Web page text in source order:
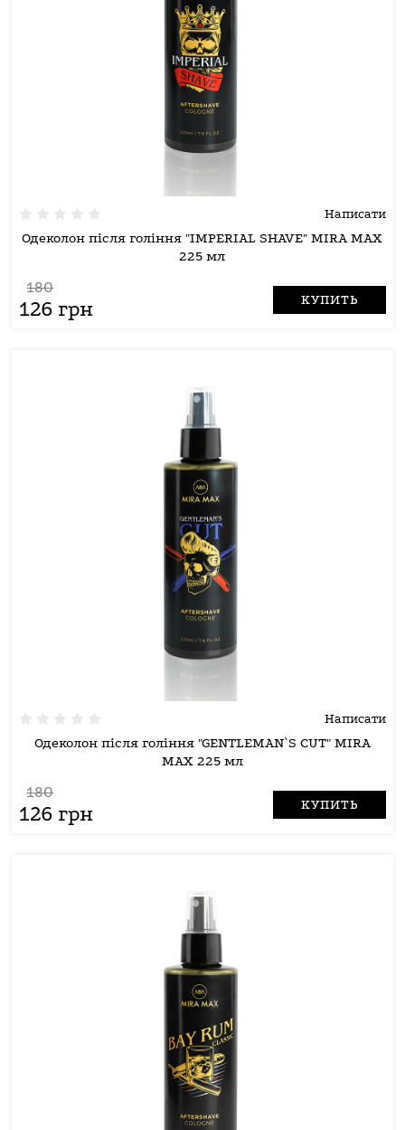
Написати
Одеколон після гоління "IMPERIAL SHAVE" MIRA MAX
225 мл
180
126 грн КУПИТЬ
Написати
Одеколон після гоління "GENTLEMAN`S CUT" MIRA
MAX 225 мл
180
126 грн КУПИТЬ